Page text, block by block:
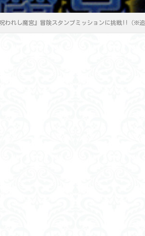
呪われし魔宮』冒険スタンプミッションに挑戦!!（※追